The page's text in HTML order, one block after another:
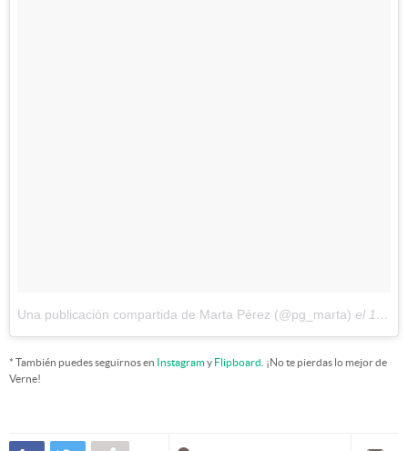
Una publicación compartida de Marta Pérez (@pg_marta) el 17 de Nov de 2017 a la(s) 10:45 PST
* También puedes seguirnos en Instagramy Flipboard . ¡No te pierdas lo mejor de
Verne!